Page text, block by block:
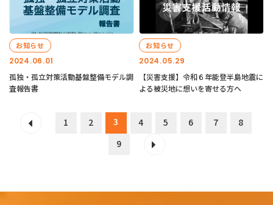
2024.06.01
お知らせ
孤独・孤立対策活動基盤整備モデル調
査報告書
2024.05.29
お知らせ
【災害支援】令和６年能登半島地震に
よる被災地に想いを寄せる方へ
1 2 3 4 5 6 7
8
9